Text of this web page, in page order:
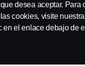
Contacta
desea aceptar. Para
cookies, visite
el enlace debajo de